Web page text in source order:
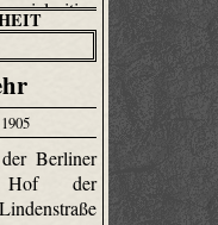
vielseitige
Berliner
Hof der